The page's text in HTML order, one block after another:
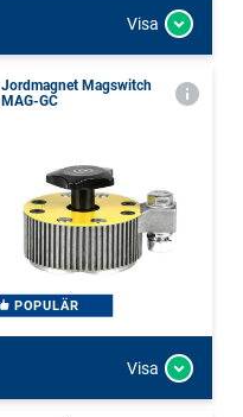
Visa
Jordmagnet Magswitch
MAG-GC
POPULÄR
Visa